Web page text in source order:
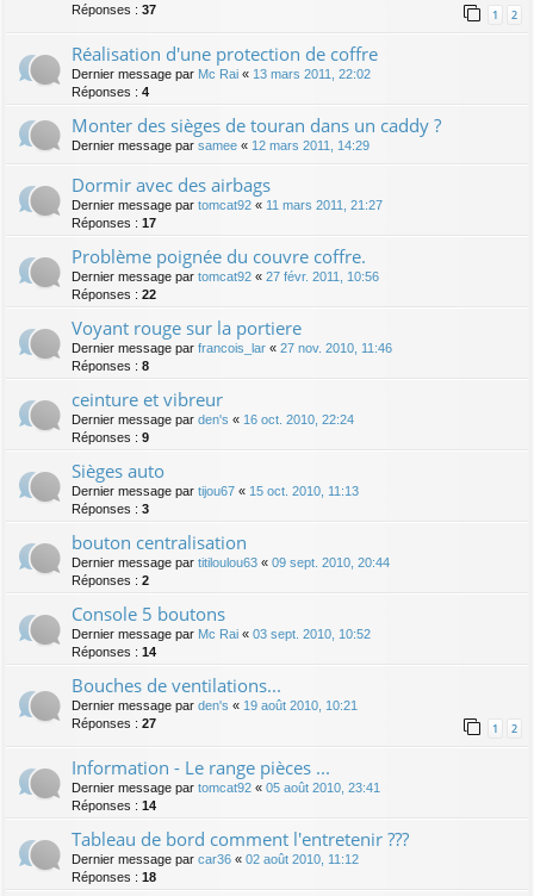
Réponses : 37 1 2
Réalisation d'une protection de coffre
Dernier message par Mc Rai « 13 mars 2011, 22:02
Réponses : 4
Monter des sièges de touran dans un caddy ?
Dernier message par samee « 12 mars 2011, 14:29
Dormir avec des airbags
Dernier message par tomcat92 « 11 mars 2011, 21:27
Réponses : 17
Problème poignée du couvre coffre.
Dernier message par tomcat92 « 27 févr. 2011, 10:56
Réponses : 22
Voyant rouge sur la portiere
Dernier message par francois_lar « 27 nov. 2010, 11:46
Réponses : 8
ceinture et vibreur
Dernier message par den's « 16 oct. 2010, 22:24
Réponses : 9
Sièges auto
Dernier message par tijou67 « 15 oct. 2010, 11:13
Réponses : 3
bouton centralisation
Dernier message par titiloulou63 « 09 sept. 2010, 20:44
Réponses : 2
Console 5 boutons
Dernier message par Mc Rai « 03 sept. 2010, 10:52
Réponses : 14
Bouches de ventilations...
Dernier message par den's « 19 août 2010, 10:21
Réponses : 27 1 2
Information - Le range pièces ...
Dernier message par tomcat92 « 05 août 2010, 23:41
Réponses : 14
Tableau de bord comment l'entretenir ???
Dernier message par car36 « 02 août 2010, 11:12
Réponses : 18